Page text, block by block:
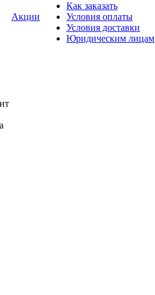
Акции
Как заказать
Условия оплаты
Условия доставки
Юридическим лицам